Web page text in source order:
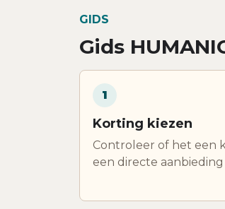
GIDS
Gids
1
Korting kiezen
Controleer of het een
een directe